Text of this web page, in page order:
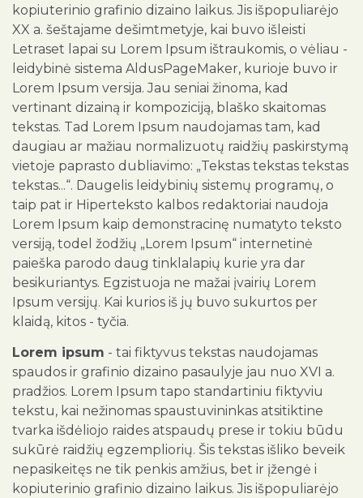
kopiuterinio grafinio dizaino laikus. Jis išpopuliarėjo
XX a. šeštajame dešimtmetyje, kai buvo išleisti
Letraset lapai su Lorem Ipsum ištraukomis, o vėliau -
leidybinė sistema AldusPageMaker, kurioje buvo ir
Lorem Ipsum versija. Jau seniai žinoma, kad
vertinant dizainą ir kompoziciją, blaško skaitomas
tekstas. Tad Lorem Ipsum naudojamas tam, kad
daugiau ar mažiau normalizuotų raidžių paskirstymą
vietoje paprasto dubliavimo: „Tekstas tekstas tekstas
tekstas...“. Daugelis leidybinių sistemų programų, o
taip pat ir Hiperteksto kalbos redaktoriai naudoja
Lorem Ipsum kaip demonstracinę numatyto teksto
versiją, todel žodžių „Lorem Ipsum“ internetinė
paieška parodo daug tinklalapių kurie yra dar
besikuriantys. Egzistuoja ne mažai įvairių Lorem
Ipsum versijų. Kai kurios iš jų buvo sukurtos per
klaidą, kitos - tyčia.
Lorem ipsum - tai fiktyvus tekstas naudojamas
spaudos ir grafinio dizaino pasaulyje jau nuo XVI a.
pradžios. Lorem Ipsum tapo standartiniu fiktyviu
tekstu, kai nežinomas spaustuvininkas atsitiktine
tvarka išdėliojo raides atspaudų prese ir tokiu būdu
sukūrė raidžių egzempliorių. Šis tekstas išliko beveik
nepasikeitęs ne tik penkis amžius, bet ir įžengė i
kopiuterinio grafinio dizaino laikus. Jis išpopuliarėjo